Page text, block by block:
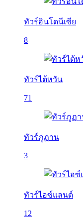
ทัวร์อินโดนีเซีย
8
ทัวร์ไต้หวัน
71
ทัวร์ภูฏาน
3
ทัวร์ไอซ์แลนด์
12